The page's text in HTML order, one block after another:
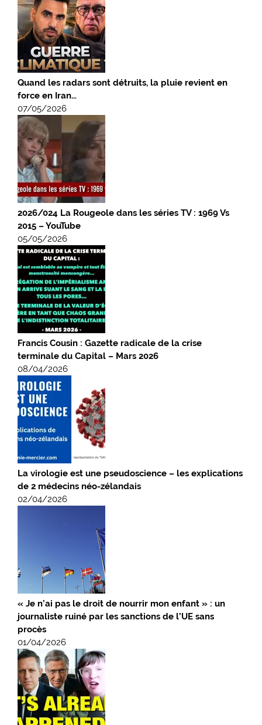
Quand les radars sont détruits, la pluie revient en
force en Iran…
07/05/2026
2026/024 La Rougeole dans les séries TV : 1969 Vs
2015 – YouTube
05/05/2026
Francis Cousin : Gazette radicale de la crise
terminale du Capital – Mars 2026
08/04/2026
La virologie est une pseudoscience – les explications
de 2 médecins néo-zélandais
02/04/2026
« Je n’ai pas le droit de nourrir mon enfant » : un
journaliste ruiné par les sanctions de l’UE sans
procès
01/04/2026